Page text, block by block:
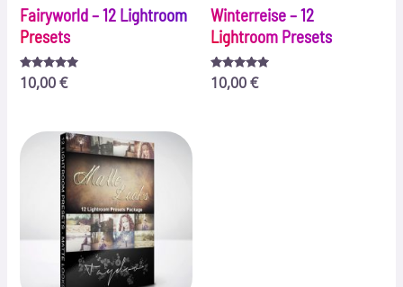
Fairyworld – 12 Lightroom
Presets
Bewertet
mit
10,00€
Winterreise – 12
Lightroom Presets
Bewertet
mit
10,00€